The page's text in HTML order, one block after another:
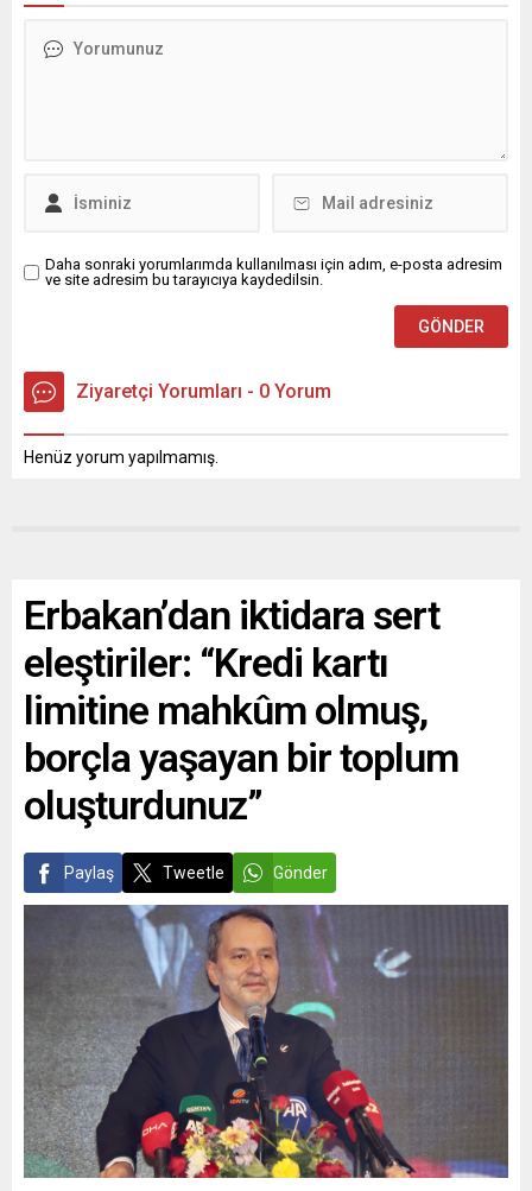
Daha sonraki yorumlarımda kullanılması için adım, e-posta adresim
ve site adresim bu tarayıcıya kaydedilsin.
Ziyaretçi Yorumları - 0 Yorum
Henüz yorum yapılmamış.
Erbakan’dan iktidara sert
eleştiriler: “Kredi kartı
limitine mahkûm olmuş,
borçla yaşayan bir toplum
oluşturdunuz”
Paylaş Tweetle Gönder